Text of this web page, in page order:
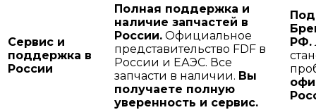
Сервис и
поддержка в
России
Полная поддержка и
наличие запчастей в
России. Официальное
представительство FDF в
России и ЕАЭС. Все
запчасти в наличии. Вы
получаете полную
уверенность и сервис.
РФ.